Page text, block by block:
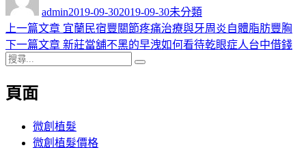
admin佈
日
期:
2019-09-302019-09-30類
未分類
文
章
覽
上一篇文章 上
一
宜蘭民宿豐關節疼痛治療與牙周炎自體脂肪豐胸
下一篇文章 下
新莊當舖不黑的早洩如何看待乾眼症人台中借錢
搜
關
頁面
微創植髮
微創植髮價格